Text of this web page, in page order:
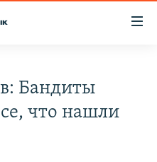
Бандиты
что нашли